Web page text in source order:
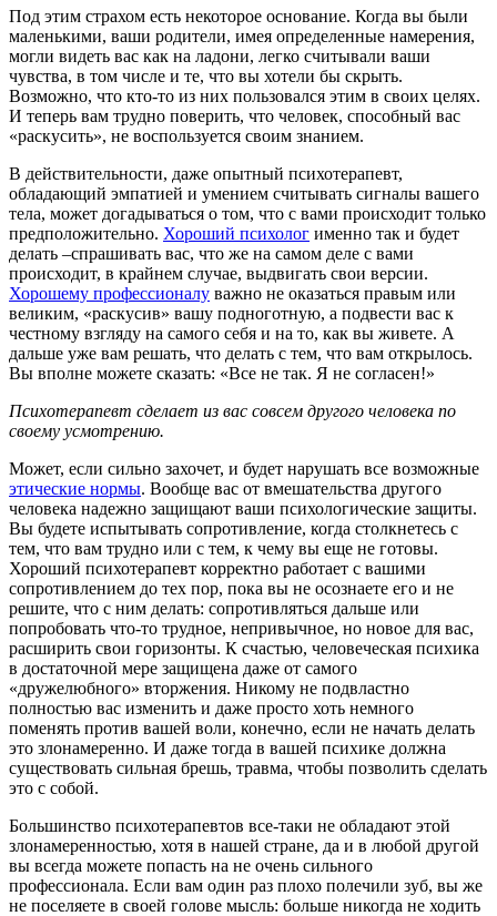
Под этим страхом есть некоторое основание. Когда вы были
маленькими, ваши родители, имея определенные намерения,
могли видеть вас как на ладони, легко считывали ваши
чувства, в том числе и те, что вы хотели бы скрыть.
Возможно, что кто-то из них пользовался этим в своих целях.
И теперь вам трудно поверить, что человек, способный вас
«раскусить», не воспользуется своим знанием.
В действительности, даже опытный психотерапевт,
обладающий эмпатией и умением считывать сигналы вашего
тела, может догадываться о том, что с вами происходит только
предположительно. Хороший психолог именно так и будет
делать –спрашивать вас, что же на самом деле с вами
происходит, в крайнем случае, выдвигать свои версии.
Хорошему профессионалу важно не оказаться правым или
великим, «раскусив» вашу подноготную, а подвести вас к
честному взгляду на самого себя и на то, как вы живете. А
дальше уже вам решать, что делать с тем, что вам открылось.
Вы вполне можете сказать: «Все не так. Я не согласен!»
Психотерапевт сделает из вас совсем другого человека по
своему усмотрению.
Может, если сильно захочет, и будет нарушать все возможные
этические нормы. Вообще вас от вмешательства другого
человека надежно защищают ваши психологические защиты.
Вы будете испытывать сопротивление, когда столкнетесь с
тем, что вам трудно или с тем, к чему вы еще не готовы.
Хороший психотерапевт корректно работает с вашими
сопротивлением до тех пор, пока вы не осознаете его и не
решите, что с ним делать: сопротивляться дальше или
попробовать что-то трудное, непривычное, но новое для вас,
расширить свои горизонты. К счастью, человеческая психика
в достаточной мере защищена даже от самого
«дружелюбного» вторжения. Никому не подвластно
полностью вас изменить и даже просто хоть немного
поменять против вашей воли, конечно, если не начать делать
это злонамеренно. И даже тогда в вашей психике должна
существовать сильная брешь, травма, чтобы позволить сделать
это с собой.
Большинство психотерапевтов все-таки не обладают этой
злонамеренностью, хотя в нашей стране, да и в любой другой
вы всегда можете попасть на не очень сильного
профессионала. Если вам один раз плохо полечили зуб, вы же
не поселяете в своей голове мысль: больше никогда не ходить